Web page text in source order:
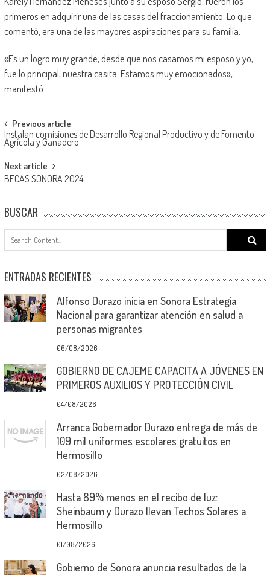
primeros en adquirir una de las casas del fraccionamiento. Lo que
comentó, era una de las mayores aspiraciones para su familia.
«Es un logro muy grande, desde que nos casamos mi esposo y yo,
fue lo principal, nuestra casita. Estamos muy emocionados»,
manifestó.
Post
navigation
Previous article
Instalan comisiones de Desarrollo Regional Productivo y de Fomento
Agrícola y Ganadero
Next article
BECAS SONORA 2024
BUSCAR
Search
for:
ENTRADAS RECIENTES
Alfonso Durazo inicia en Sonora Estrategia
Nacional para garantizar atención en salud a
personas migrantes
06/08/2026
GOBIERNO DE CAJEME CAPACITA A JÓVENES EN
PRIMEROS AUXILIOS Y PROTECCIÓN CIVIL
04/08/2026
Arranca Gobernador Durazo entrega de más de
109 mil uniformes escolares gratuitos en
Hermosillo
02/08/2026
Hasta 89% menos en el recibo de luz:
Sheinbaum y Durazo llevan Techos Solares a
Hermosillo
01/08/2026
Gobierno de Sonora anuncia resultados de la